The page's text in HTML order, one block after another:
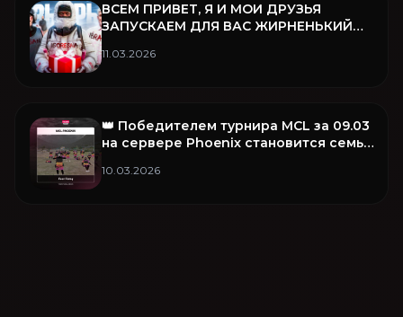
ВСЕМ ПРИВЕТ, Я И МОИ ДРУЗЬЯ
ЗАПУСКАЕМ ДЛЯ ВАС ЖИРНЕНЬКИЙ
11.03.2026
👑 Победителем турнира MCL за 09.03
на сервере Phoenix становится семья
10.03.2026